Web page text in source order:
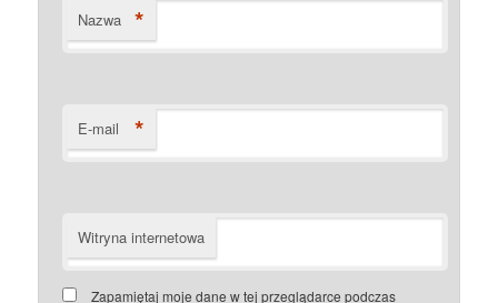
Nazwa *
E-mail *
Witryna internetowa
Zapamiętaj moje dane w tej przeglądarce podczas